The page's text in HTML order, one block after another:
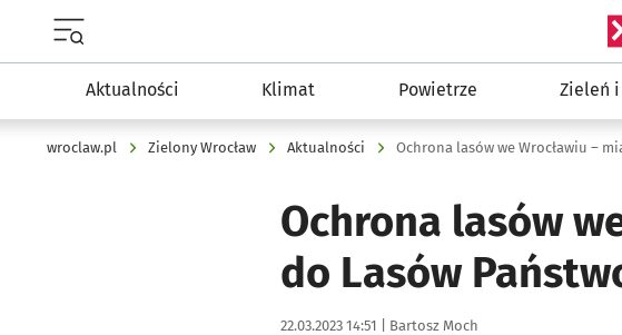
Aktualności Klimat Powietrze Zieleń
wroclaw.pl Zielony Wrocław Aktualności Ochrona lasów we Wrocławiu –
Ochrona lasów
do Lasów
Data publikacji:
22.03.2023 14:51 | Autor:
Bartosz Moch